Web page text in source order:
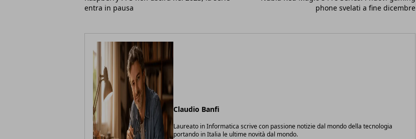
entra in pausa
phone svelati a fine dicembre
Claudio Banfi
Laureato in Informatica scrive con passione notizie dal mondo della tecnologia
portando in Italia le ultime novità dal mondo.